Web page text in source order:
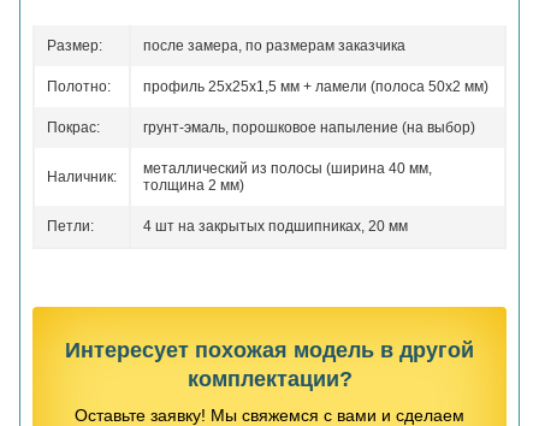
Размер: после замера, по размерам заказчика
Полотно: профиль 25х25х1,5 мм + ламели (полоса 50х2 мм)
Покрас: грунт-эмаль, порошковое напыление (на выбор)
Наличник:
металлический из полосы (ширина 40 мм,
толщина 2 мм)
Петли: 4 шт на закрытых подшипниках, 20 мм
Интересует похожая модель в другой
комплектации?
Оставьте заявку! Мы свяжемся с вами и сделаем